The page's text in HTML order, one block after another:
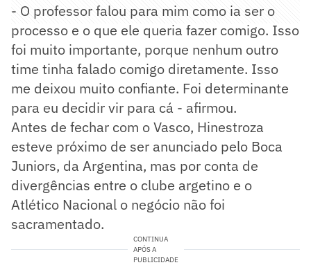
- O professor falou para mim como ia ser o
processo e o que ele queria fazer comigo. Isso
foi muito importante, porque nenhum outro
time tinha falado comigo diretamente. Isso
me deixou muito confiante. Foi determinante
para eu decidir vir para cá - afirmou.
Antes de fechar com o Vasco, Hinestroza
esteve próximo de ser anunciado pelo Boca
Juniors, da Argentina, mas por conta de
divergências entre o clube argetino e o
Atlético Nacional o negócio não foi
sacramentado.
CONTINUA
APÓS A
PUBLICIDADE